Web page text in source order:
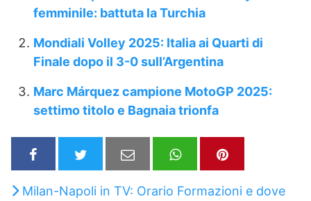
femminile: battuta la Turchia
Mondiali Volley 2025: Italia ai Quarti di
Finale dopo il 3-0 sull’Argentina
Marc Márquez campione MotoGP 2025:
settimo titolo e Bagnaia trionfa
Milan-Napoli in TV: Orario Formazioni e dove